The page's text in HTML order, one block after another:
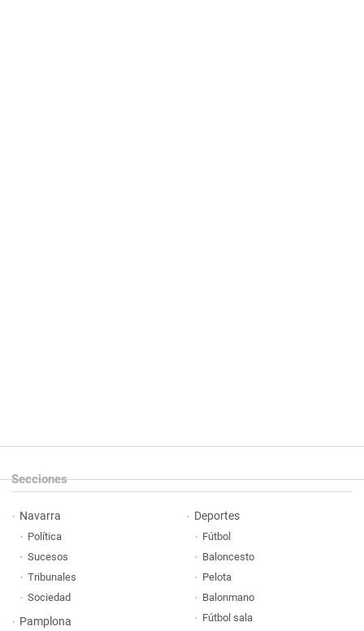
Secciones
Navarra
Política
Sucesos
Tribunales
Sociedad
Pamplona
Deportes
Fútbol
Baloncesto
Pelota
Balonmano
Fútbol sala